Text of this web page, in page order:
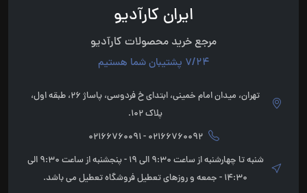
ایران کارآدیو
مرجع خرید محصولات کارآدیو
7/24 پشتیبان شما هستیم
تهران، میدان امام خمینی، ابتدای خ فردوسی، پاساژ 26، طبقه اول،
پلاک 102.
02166760092 - 02166760091
شنبه تا چهارشنبه از ساعت 9:30 الی 19 - پنجشنبه از ساعت 9:30 الی
14:30 - جمعه و روزهای تعطیل فروشگاه تعطیل می باشد.